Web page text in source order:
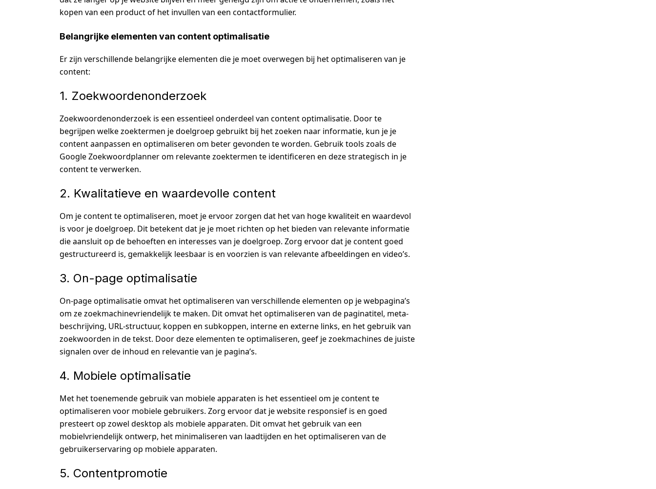
kopen van een product of het invullen van een contactformulier.
Belangrijke elementen van content optimalisatie
Er zijn verschillende belangrijke elementen die je moet overwegen bij het optimaliseren van je
content:
1. Zoekwoordenonderzoek
Zoekwoordenonderzoek is een essentieel onderdeel van content optimalisatie. Door te
begrijpen welke zoektermen je doelgroep gebruikt bij het zoeken naar informatie, kun je je
content aanpassen en optimaliseren om beter gevonden te worden. Gebruik tools zoals de
Google Zoekwoordplanner om relevante zoektermen te identificeren en deze strategisch in je
content te verwerken.
2. Kwalitatieve en waardevolle content
Om je content te optimaliseren, moet je ervoor zorgen dat het van hoge kwaliteit en waardevol
is voor je doelgroep. Dit betekent dat je je moet richten op het bieden van relevante informatie
die aansluit op de behoeften en interesses van je doelgroep. Zorg ervoor dat je content goed
gestructureerd is, gemakkelijk leesbaar is en voorzien is van relevante afbeeldingen en video’s.
3. On-page optimalisatie
On-page optimalisatie omvat het optimaliseren van verschillende elementen op je webpagina’s
om ze zoekmachinevriendelijk te maken. Dit omvat het optimaliseren van de paginatitel, meta-
beschrijving, URL-structuur, koppen en subkoppen, interne en externe links, en het gebruik van
zoekwoorden in de tekst. Door deze elementen te optimaliseren, geef je zoekmachines de juiste
signalen over de inhoud en relevantie van je pagina’s.
4. Mobiele optimalisatie
Met het toenemende gebruik van mobiele apparaten is het essentieel om je content te
optimaliseren voor mobiele gebruikers. Zorg ervoor dat je website responsief is en goed
presteert op zowel desktop als mobiele apparaten. Dit omvat het gebruik van een
mobielvriendelijk ontwerp, het minimaliseren van laadtijden en het optimaliseren van de
gebruikerservaring op mobiele apparaten.
5. Contentpromotie